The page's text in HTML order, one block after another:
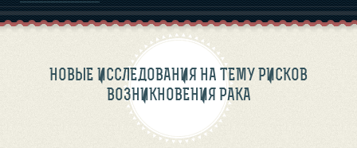
НОВЫЕ ИССЛЕДОВАНИЯ НА ТЕМУ РИСКОВ
ВОЗНИКНОВЕНИЯ РАКА